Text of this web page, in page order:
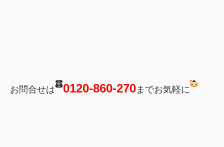
お問合せは 0120-860-270 までお気軽に